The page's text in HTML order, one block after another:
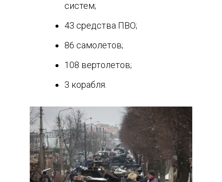
систем;
43 средства ПВО;
86 самолетов;
108 вертолетов;
3 корабля.